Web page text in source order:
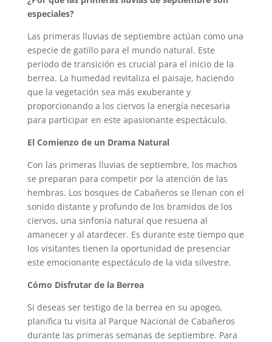
especiales?
Las primeras lluvias de septiembre actúan como una
especie de gatillo para el mundo natural. Este
período de transición es crucial para el inicio de la
berrea. La humedad revitaliza el paisaje, haciendo
que la vegetación sea más exuberante y
proporcionando a los ciervos la energía necesaria
para participar en este apasionante espectáculo.
El Comienzo de un Drama Natural
Con las primeras lluvias de septiembre, los machos
se preparan para competir por la atención de las
hembras. Los bosques de Cabañeros se llenan con el
sonido distante y profundo de los bramidos de los
ciervos, una sinfonía natural que resuena al
amanecer y al atardecer. Es durante este tiempo que
los visitantes tienen la oportunidad de presenciar
este emocionante espectáculo de la vida silvestre.
Cómo Disfrutar de la Berrea
Si deseas ser testigo de la berrea en su apogeo,
planifica tu visita al Parque Nacional de Cabañeros
durante las primeras semanas de septiembre. Para